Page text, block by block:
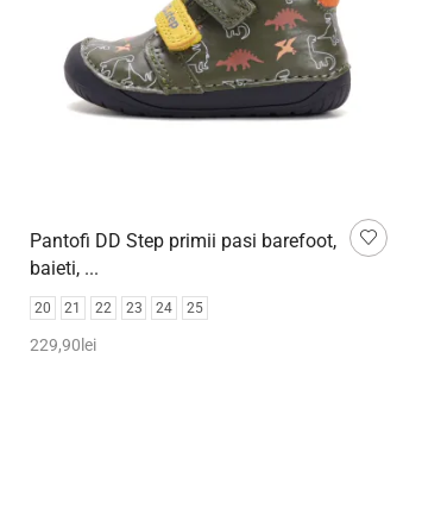
Pantofi DD Step primii pasi barefoot,
baieti, ...
20 21 22 23 24 25
229,90 lei